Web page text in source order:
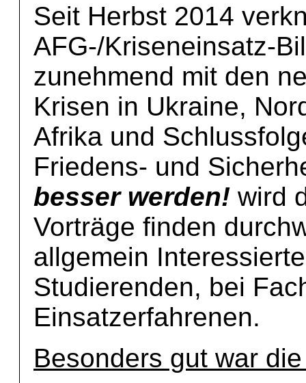
Seit Herbst 2014
AFG-/Kriseneinsatz-
zunehmend mit den
Krisen in Ukraine,
Afrika und
Friedens- und
besser werden! wird
Vorträge finden
allgemein
Studierenden, bei
Einsatzerfahrenen.
Besonders gut war